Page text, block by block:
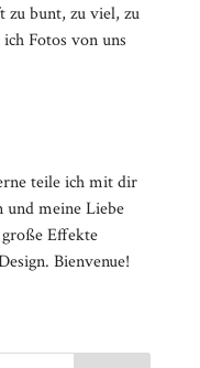
zu bunt, zu viel, zu
Fotos von uns
teile ich mit dir
und meine Liebe
Effekte
Bienvenue!